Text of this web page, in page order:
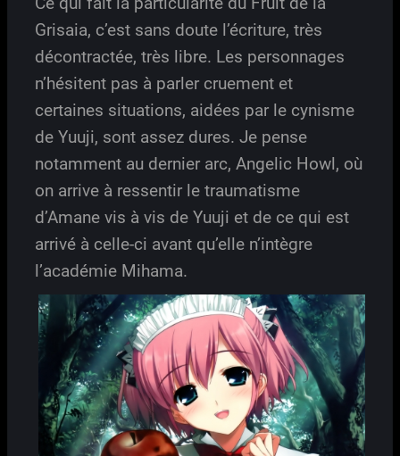
Grisaia, c’est sans doute l’écriture, très
décontractée, très libre. Les personnages
n’hésitent pas à parler cruement et
certaines situations, aidées par le cynisme
de Yuuji, sont assez dures. Je pense
notamment au dernier arc, Angelic Howl, où
on arrive à ressentir le traumatisme
d’Amane vis à vis de Yuuji et de ce qui est
arrivé à celle-ci avant qu’elle n’intègre
l’académie Mihama.